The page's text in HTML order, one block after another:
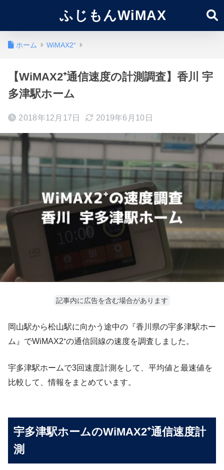
ふじもんWiMAX
ホーム WiMAX2⁺
【WiMAX2⁺通信速度の計測調査】香川 宇
多津駅ホーム
2018年12月17日 2019年6月10日
記事内に広告を含む場合があります
岡山駅から松山駅に向かう途中の『香川県の宇多津駅ホー
ム』でWiMAX2⁺の通信回線の速度を調査しました。
宇多津駅ホームで3回速度計測をして、平均値と最速値を
比較して、情報をまとめています。
宇多津駅ホームのWiMAX2⁺通信速度計
測